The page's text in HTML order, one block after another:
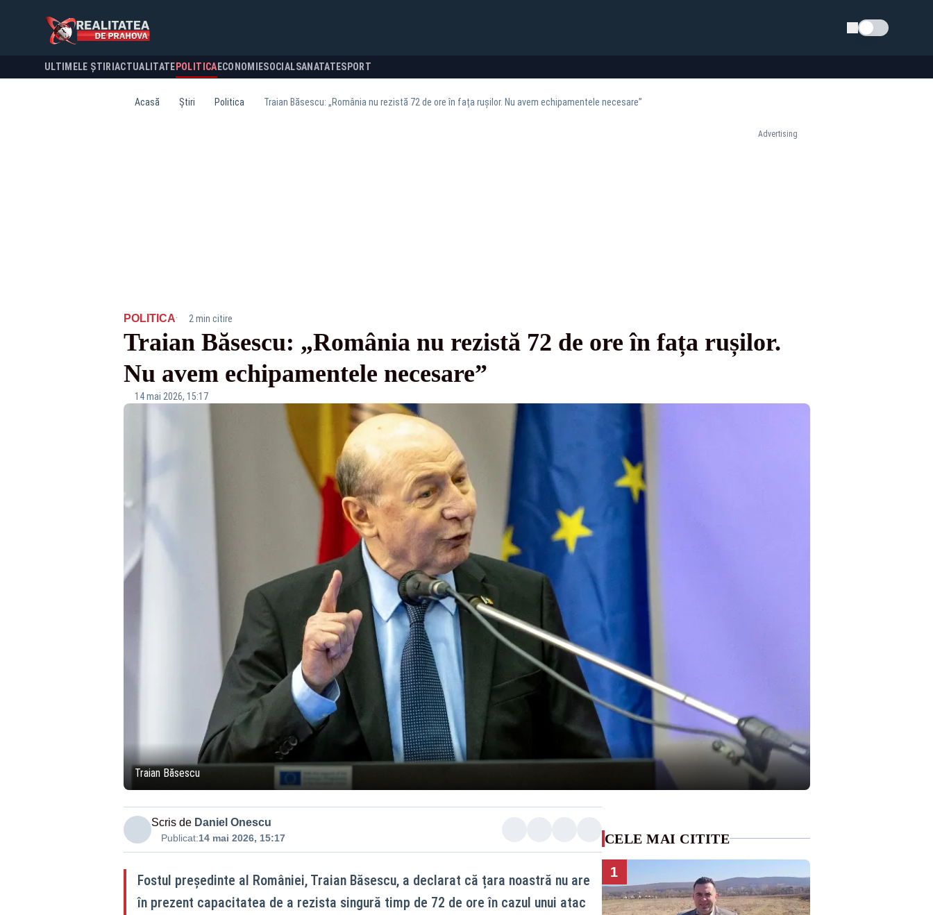
Schimba tema
ULTIMELE ȘTIRI ACTUALITATE POLITICA ECONOMIESOCIALSANATATESPORT
Acasă Știri Politica Traian Băsescu: „România nu rezistă 72 de ore în fața rușilor. Nu avem echipamentele necesare”
Advertising
POLITICA· 2 min citire
Traian Băsescu: „România nu rezistă 72 de ore în fața rușilor.
Nu avem echipamentele necesare”
14 mai 2026, 15:17
Traian Băsescu
Scris de Daniel Onescu
Publicat:14 mai 2026, 15:17
Fostul președinte al României, Traian Băsescu, a declarat că țara noastră nu are
în prezent capacitatea de a rezista singură timp de 72 de ore în cazul unui atac
CELE MAI CITITE
1